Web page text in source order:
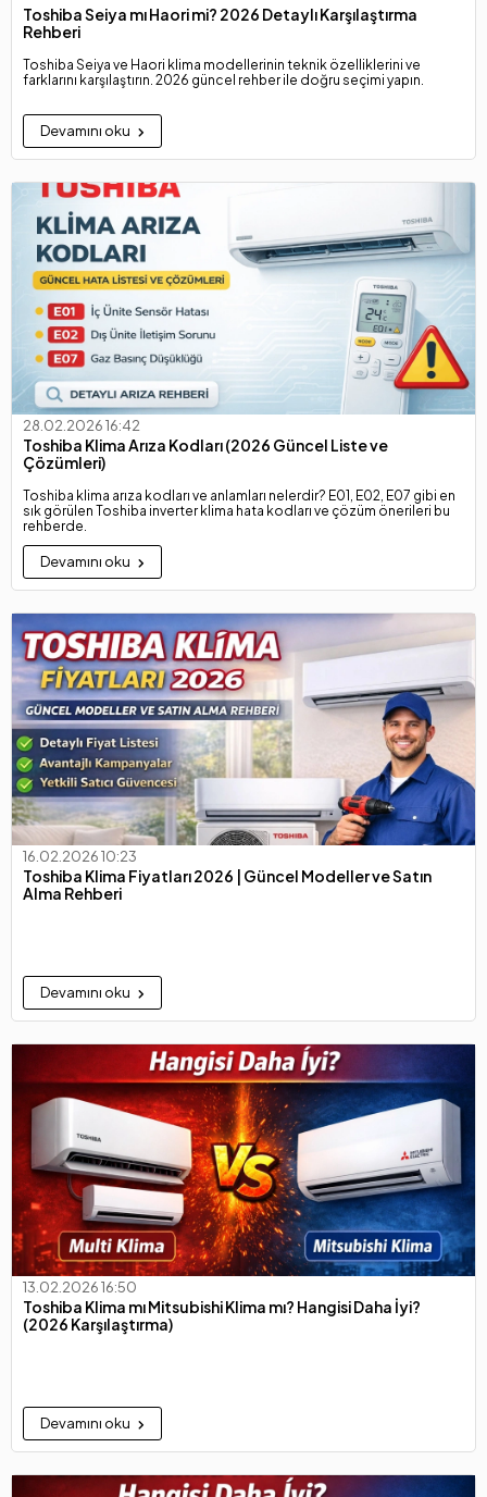
Toshiba Seiya mı Haori mi? 2026 Detaylı Karşılaştırma
Rehberi
Toshiba Seiya ve Haori klima modellerinin teknik özelliklerini ve
farklarını karşılaştırın. 2026 güncel rehber ile doğru seçimi yapın.
Devamını oku
28.02.2026 16:42
Toshiba Klima Arıza Kodları (2026 Güncel Liste ve
Çözümleri)
Toshiba klima arıza kodları ve anlamları nelerdir? E01, E02, E07 gibi en
sık görülen Toshiba inverter klima hata kodları ve çözüm önerileri bu
rehberde.
Devamını oku
16.02.2026 10:23
Toshiba Klima Fiyatları 2026 | Güncel Modeller ve Satın
Alma Rehberi
Devamını oku
13.02.2026 16:50
Toshiba Klima mı Mitsubishi Klima mı? Hangisi Daha İyi?
(2026 Karşılaştırma)
Devamını oku